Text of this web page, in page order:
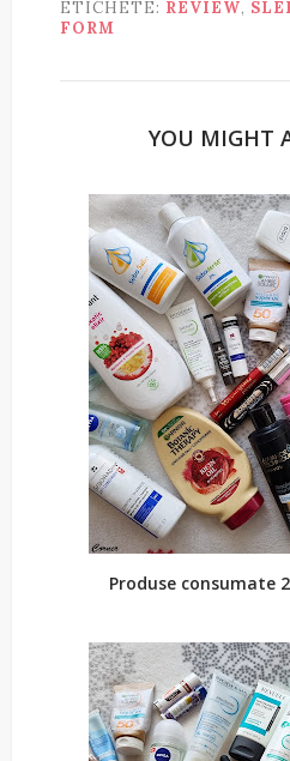
ETICHETE: REVIEW,
FORM
YOU MIGHT
Produse consumate